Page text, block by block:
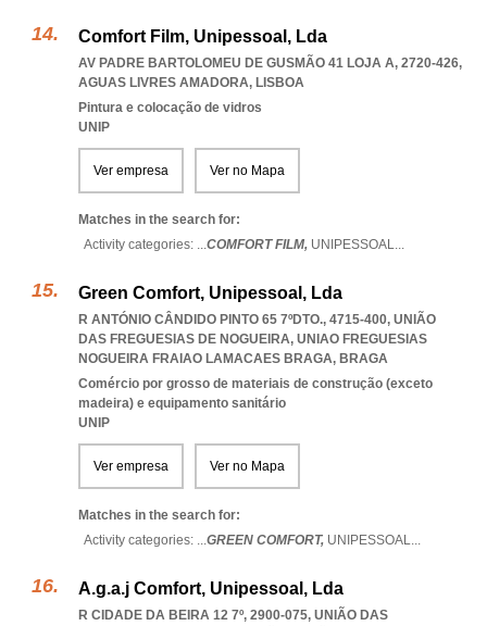
Comfort Film, Unipessoal, Lda
AV PADRE BARTOLOMEU DE GUSMÃO 41 LOJA A, 2720-426,
AGUAS LIVRES AMADORA, LISBOA
Pintura e colocação de vidros
UNIP
Ver empresa Ver no Mapa
Matches in the search for:
Activity categories: ...COMFORT FILM, UNIPESSOAL...
Green Comfort, Unipessoal, Lda
R ANTÓNIO CÂNDIDO PINTO 65 7ºDTO., 4715-400, UNIÃO
DAS FREGUESIAS DE NOGUEIRA, UNIAO FREGUESIAS
NOGUEIRA FRAIAO LAMACAES BRAGA, BRAGA
Comércio por grosso de materiais de construção (exceto
madeira) e equipamento sanitário
UNIP
Ver empresa Ver no Mapa
Matches in the search for:
Activity categories: ...GREEN COMFORT, UNIPESSOAL...
A.g.a.j Comfort, Unipessoal, Lda
R CIDADE DA BEIRA 12 7º, 2900-075, UNIÃO DAS